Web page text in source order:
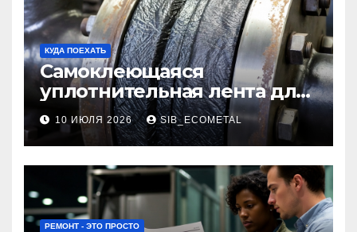
КУДА ПОЕХАТЬ
Самоклеющаяся
уплотнительная лента для
огнезащиты фланцевых
соединений
10 ИЮЛЯ 2026 SIB_ECOMETAL
РЕМОНТ - ЭТО ПРОСТО